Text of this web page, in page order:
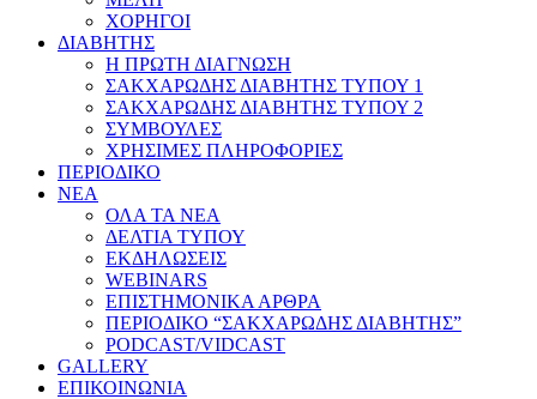
ΧΟΡΗΓΟΙ
ΔΙΑΒΗΤΗΣ
Η ΠΡΩΤΗ ΔΙΑΓΝΩΣΗ
ΣΑΚΧΑΡΩΔΗΣ ΔΙΑΒΗΤΗΣ ΤΥΠΟΥ 1
ΣΑΚΧΑΡΩΔΗΣ ΔΙΑΒΗΤΗΣ ΤΥΠΟΥ 2
ΣΥΜΒΟΥΛΕΣ
ΧΡΗΣΙΜΕΣ ΠΛΗΡΟΦΟΡΙΕΣ
ΠΕΡΙΟΔΙΚΟ
ΝΕΑ
ΟΛΑ ΤΑ ΝΕΑ
ΔΕΛΤΙΑ ΤΥΠΟΥ
ΕΚΔΗΛΩΣΕΙΣ
WEBINARS
ΕΠΙΣΤΗΜΟΝΙΚΑ ΑΡΘΡΑ
ΠΕΡΙΟΔΙΚΟ “ΣΑΚΧΑΡΩΔΗΣ ΔΙΑΒΗΤΗΣ”
PODCAST/VIDCAST
GALLERY
ΕΠΙΚΟΙΝΩΝΙΑ